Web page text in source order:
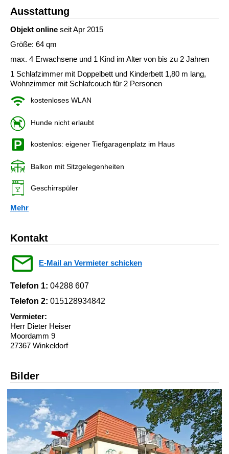
Ausstattung
Objekt online seit Apr 2015
Größe: 64 qm
max. 4 Erwachsene und 1 Kind im Alter von bis zu 2 Jahren
1 Schlafzimmer mit Doppelbett und Kinderbett 1,80 m lang,
Wohnzimmer mit Schlafcouch für 2 Personen
kostenloses WLAN
Hunde nicht erlaubt
kostenlos: eigener Tiefgaragenplatz im Haus
Balkon mit Sitzgelegenheiten
Geschirrspüler
Mehr
Kontakt
E-Mail an Vermieter schicken
Telefon 1: 04288 607
Telefon 2: 015128934842
Vermieter:
Herr Dieter Heiser
Moordamm 9
27367 Winkeldorf
Bilder